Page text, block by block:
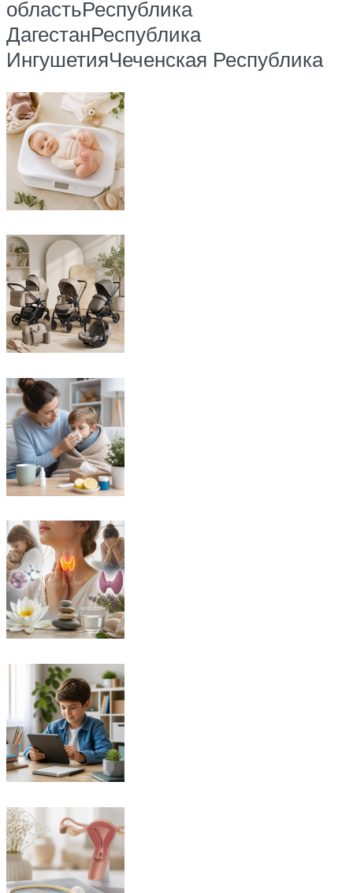
областьРеспублика
ДагестанРеспублика
ИнгушетияЧеченская Республика